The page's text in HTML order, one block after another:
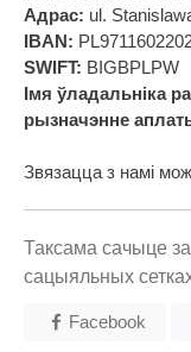
Адрас: ul.
IBAN:
SWIFT: BIGBPLPW
Імя ўладальніка
рызначэнне
Звязацца з намі
Таксама сачыце за
сацыяльных
Facebook